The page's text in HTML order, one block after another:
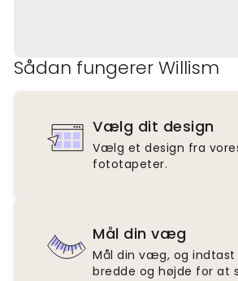
Sådan fungerer Willism
Vælg dit design
Vælg et design fra
fototapeter.
Mål din væg
Mål din væg, og indtast
bredde og højde for at